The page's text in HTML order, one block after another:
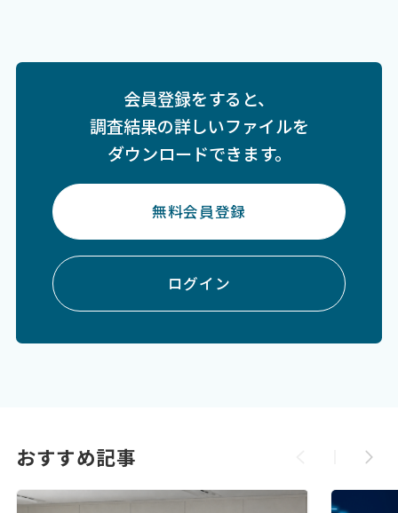
会員登録をすると、
調査結果の詳しいファイルを
ダウンロードできます。
無料会員登録
ログイン
おすすめ記事